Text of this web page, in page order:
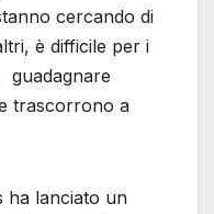
cercando di
è difficile per i
guadagnare
trascorrono a
ha lanciato un